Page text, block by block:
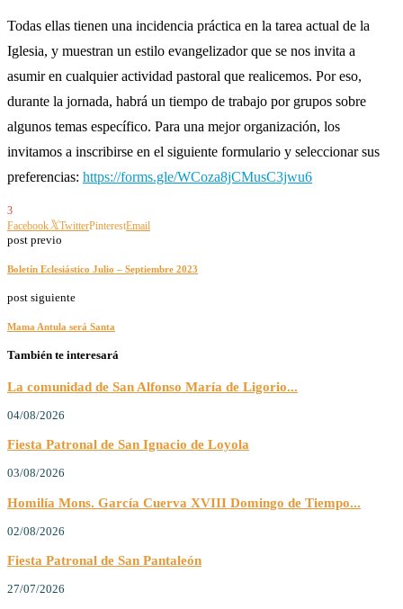
Todas ellas tienen una incidencia práctica en la tarea actual de la
Iglesia, y muestran un estilo evangelizador que se nos invita a
asumir en cualquier actividad pastoral que realicemos. Por eso,
durante la jornada, habrá un tiempo de trabajo por grupos sobre
algunos temas específico. Para una mejor organización, los
invitamos a inscribirse en el siguiente formulario y seleccionar sus
preferencias: https://forms.gle/WCoza8jCMusC3jwu6
3
Facebook
TwitterPinterestEmail
post previo
Boletín Eclesiástico Julio – Septiembre 2023
post siguiente
Mama Antula será Santa
También te interesará
La comunidad de San Alfonso María de Ligorio...
04/08/2026
Fiesta Patronal de San Ignacio de Loyola
03/08/2026
Homilía Mons. García Cuerva XVIII Domingo de Tiempo...
02/08/2026
Fiesta Patronal de San Pantaleón
27/07/2026